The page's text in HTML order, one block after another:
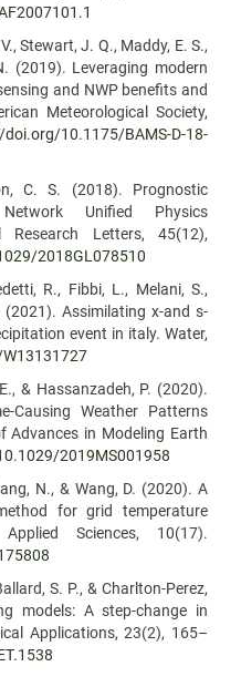
Stewart, J. Q., Maddy, E. S.,
(2019). Leveraging modern
and NWP benefits and
Meteorological Society,
doi.org/10.1175/BAMS-D-18-
C. S. (2018). Prognostic
Unified Physics
Research Letters, 45(12),
2018GL078510
R., Fibbi, L., Melani, S.,
(2021). Assimilating x-and s-
event in italy. Water,
& Hassanzadeh, P. (2020).
Causing Weather Patterns
Advances in Modeling Earth
2019MS001958
N., & Wang, D. (2020). A
for grid temperature
Sciences, 10(17).
S. P., & Charlton-Perez,
models: A step-change in
Applications, 23(2), 165–